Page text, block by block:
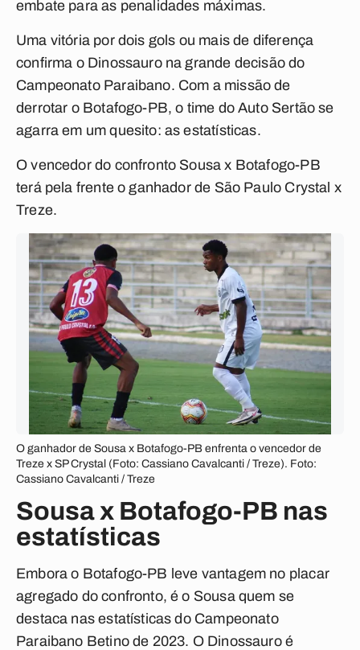
embate para as penalidades máximas.
Uma vitória por dois gols ou mais de diferença
confirma o Dinossauro na grande decisão do
Campeonato Paraibano. Com a missão de
derrotar o Botafogo-PB, o time do Auto Sertão se
agarra em um quesito: as estatísticas.
O vencedor do confronto Sousa x Botafogo-PB
terá pela frente o ganhador de São Paulo Crystal x
Treze.
O ganhador de Sousa x Botafogo-PB enfrenta o vencedor de
Treze x SP Crystal (Foto: Cassiano Cavalcanti / Treze). Foto:
Cassiano Cavalcanti / Treze
Sousa x Botafogo-PB nas
estatísticas
Embora o Botafogo-PB leve vantagem no placar
agregado do confronto, é o Sousa quem se
destaca nas estatísticas do Campeonato
Paraibano Betino de 2023. O Dinossauro é